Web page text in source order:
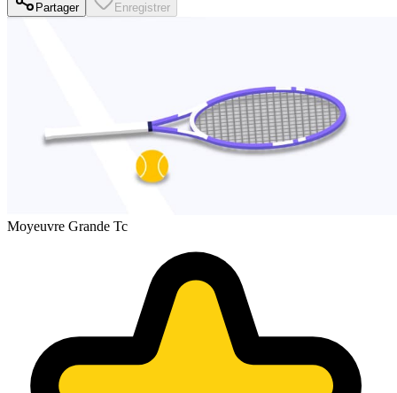
Partager Enregistrer
Moyeuvre Grande Tc